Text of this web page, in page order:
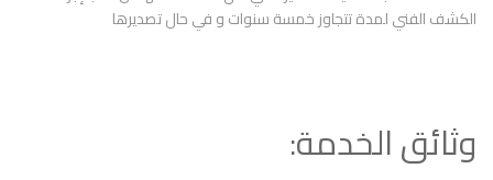
الكشف الفني لمدة تتجاوز خمسة سنوات و في حال تصديرها
وثائق الخدمة: